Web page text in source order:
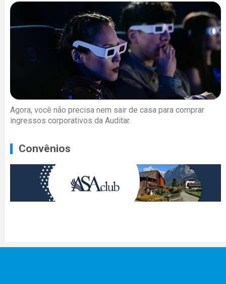
Agora, você não precisa nem sair de casa para comprar
ingressos corporativos da Auditar.
Convênios